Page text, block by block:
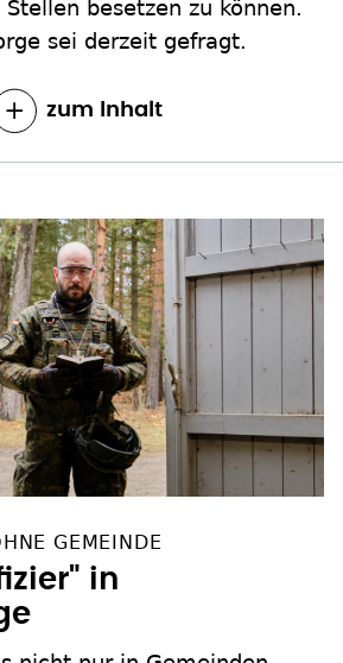
Stellen besetzen zu können.
sei derzeit gefragt.
zum Inhalt
GEMEINDE
in